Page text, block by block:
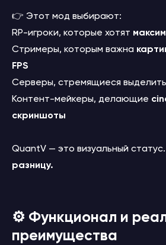
👉 Этот мод выбирают:
RP-игроки, которые хотят
Стримеры, которым важна
FPS
Серверы, стремящиеся
Контент-мейкеры, делающие
скриншоты
QuantV — это визуальный статус.
разницу.
⚙️ Функционал и
преимущества